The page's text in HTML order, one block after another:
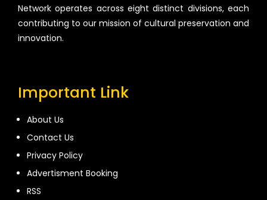
Network operates across eight distinct divisions, each
contributing to our mission of cultural preservation and
innovation.
Important Link
About Us
Contact Us
Privacy Policy
Advertisment Booking
RSS